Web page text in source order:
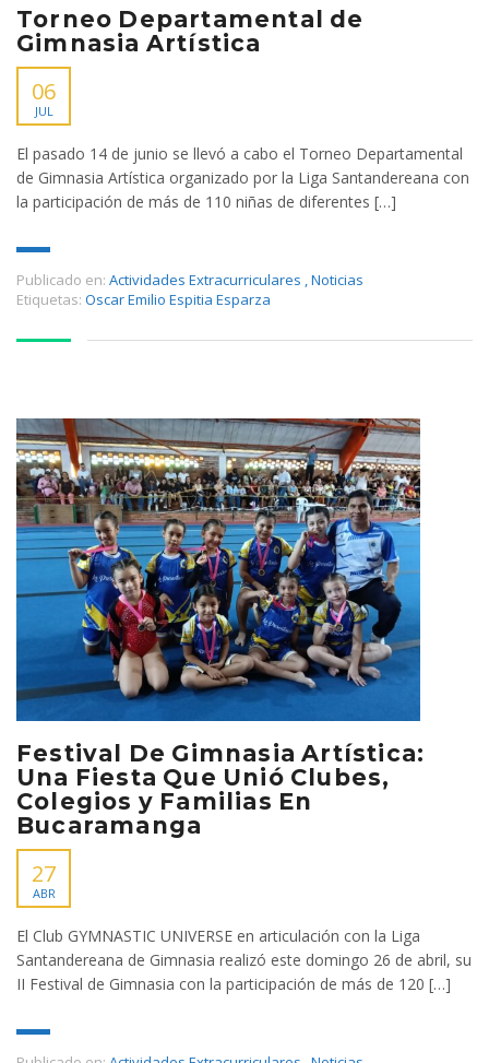
Torneo Departamental de
Gimnasia Artística
06
JUL
El pasado 14 de junio se llevó a cabo el Torneo Departamental
de Gimnasia Artística organizado por la Liga Santandereana con
la participación de más de 110 niñas de diferentes […]
Publicado en: Actividades Extracurriculares Noticias
Etiquetas: Oscar Emilio Espitia Esparza
Festival De Gimnasia Artística:
Una Fiesta Que Unió Clubes,
Colegios y Familias En
Bucaramanga
27
ABR
El Club GYMNASTIC UNIVERSE en articulación con la Liga
Santandereana de Gimnasia realizó este domingo 26 de abril, su
II Festival de Gimnasia con la participación de más de 120 […]